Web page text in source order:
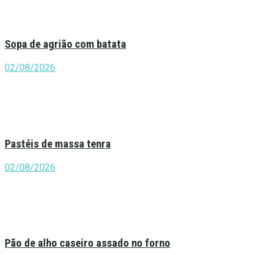
Sopa de agrião com batata
02/08/2026
Pastéis de massa tenra
02/08/2026
Pão de alho caseiro assado no forno